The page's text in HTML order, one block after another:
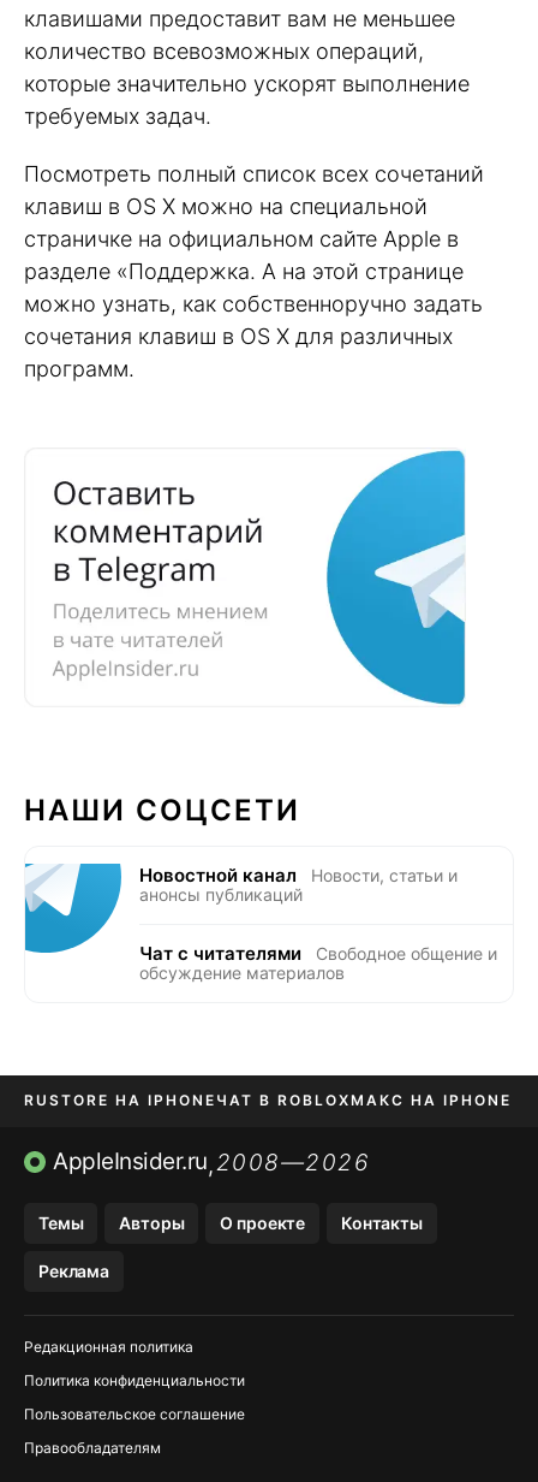
клавишами предоставит вам не меньшее
количество всевозможных операций,
которые значительно ускорят выполнение
требуемых задач.
Посмотреть полный список всех сочетаний
клавиш в OS X можно на специальной
страничке на официальном сайте Apple в
разделе «Поддержка. А на этой странице
можно узнать, как собственноручно задать
сочетания клавиш в OS X для различных
программ.
НАШИ СОЦСЕТИ
Новостной канал
Новости, статьи и
анонсы публикаций
Чат с читателями
Свободное общение и
обсуждение материалов
RUSTORE НА IPHONE ЧАТ В ROBLOXМАКС НА IPHONE
AVITO НА IPHONEВТБ ОНЛАЙН TIKTOK НА IPHONE
AppleInsider.ru,2008—2026
Темы Авторы О проекте Контакты
Реклама
Редакционная политика
Политика конфиденциальности
Пользовательское соглашение
Правообладателям